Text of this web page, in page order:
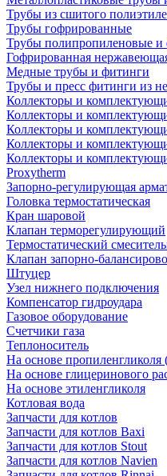
Трубы из сшитого
Трубы гофрированные
Трубы полипропиленовые и
Гофрированная
Медные трубы и фитинги
Трубы и пресс фитинги из
Коллекторы и
Коллекторы и
Коллекторы и
Коллекторы и
Коллекторы и
Proxytherm
Запорно-регулирующая
Головка термостатическая
Кран шаровой
Клапан терморегулирующий
Термостатический
Клапан запорно-
Штуцер
Узел нижнего подключения
Компенсатор гидроудара
Газовое оборудование
Счетчики газа
Теплоноситель
На основе пропиленгликоля
На основе глицеринового
На основе этиленгликоля
Котловая вода
Запчасти для котлов
Запчасти для котлов Baxi
Запчасти для котлов Stout
Запчасти для котлов Navien